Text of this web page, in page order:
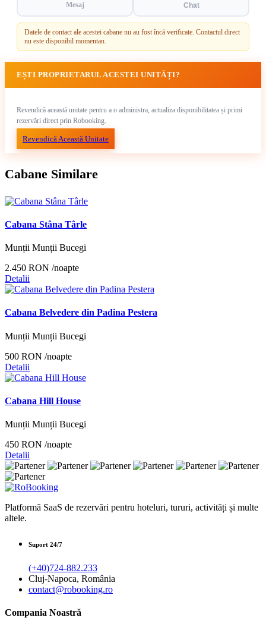
Mesaj Chat
Datele de contact ale acestei cabane nu au fost încă verificate. Contactul direct
nu este disponibil momentan.
EȘTI PROPRIETARUL ACESTEI UNITĂȚI?
Revendică această unitate pentru a o administra, actualiza disponibilitatea și primi
rezervări direct prin Robooking.
Revendică Această Unitate
Cabane Similare
Cabana Stâna Târle
Munții Munții Bucegi
2.450 RON /noapte
Detalii
Cabana Belvedere din Padina Pestera
Munții Munții Bucegi
500 RON /noapte
Detalii
Cabana Hill House
Munții Munții Bucegi
450 RON /noapte
Detalii
Platformă SaaS de rezervări pentru hoteluri, tururi, activități și multe
altele.
Suport 24/7
(+40)724-882.233
Cluj-Napoca, România
contact@robooking.ro
Compania Noastră